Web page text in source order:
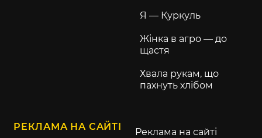
Я — Куркуль
Жінка в агро — до
щастя
Хвала рукам, що
пахнуть хлібом
РЕКЛАМА НА САЙТІ Реклама на сайті